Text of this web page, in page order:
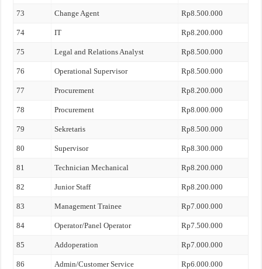
73 Change Agent Rp8.500.000
74 IT Rp8.200.000
75 Legal and Relations Analyst Rp8.500.000
76 Operational Supervisor Rp8.500.000
77 Procurement Rp8.200.000
78 Procurement Rp8.000.000
79 Sekretaris Rp8.500.000
80 Supervisor Rp8.300.000
81 Technician Mechanical Rp8.200.000
82 Junior Staff Rp8.200.000
83 Management Trainee Rp7.000.000
84 Operator/Panel Operator Rp7.500.000
85 Addoperation Rp7.000.000
86 Admin/Customer Service Rp6.000.000